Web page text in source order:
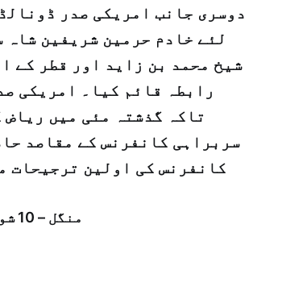
دوسری جانب امریکی صدر
لئے خادم حرمین شریفین
شیخ محمد بن زاید اور قطر کے
رابطہ قائم کیا۔ امریکی
تاکہ گذشتہ مئی میں ریاض
سربراہی کانفرنس کے مقاصد
کانفرنس کی اولین ترجیحات
منگل – 10 شوال 1438 ہجری – 04 جولائی 2017ء شمارہ: (14098)